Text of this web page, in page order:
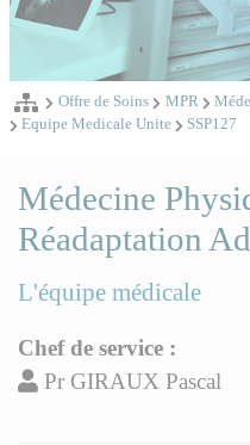
Offre de Soins MPR
Equipe Medicale Unite
SSP127
Médecine
Réadaptation
L'équipe médicale
Chef de service :
Pr GIRAUX Pascal